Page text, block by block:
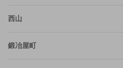
西山
鍛冶屋町